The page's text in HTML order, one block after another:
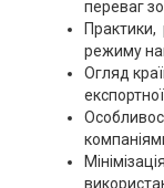
переваг
режиму
Огляд